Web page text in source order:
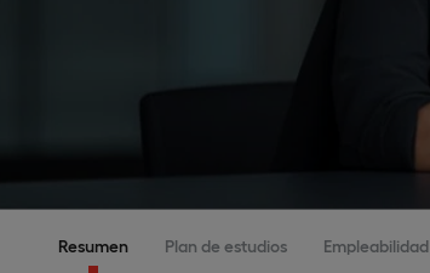
Resumen Plan de estudios Empleabilidad